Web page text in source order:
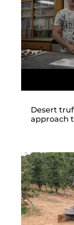
Desert
approach